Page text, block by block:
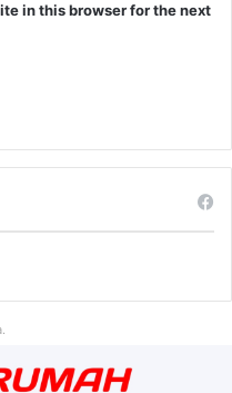
in this browser for the next